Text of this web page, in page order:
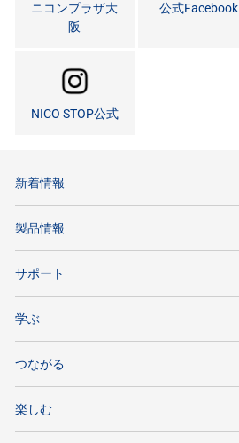
ニコンプラザ大
阪
公式Facebook
NICO STOP公式
新着情報
製品情報
サポート
学ぶ
つながる
楽しむ